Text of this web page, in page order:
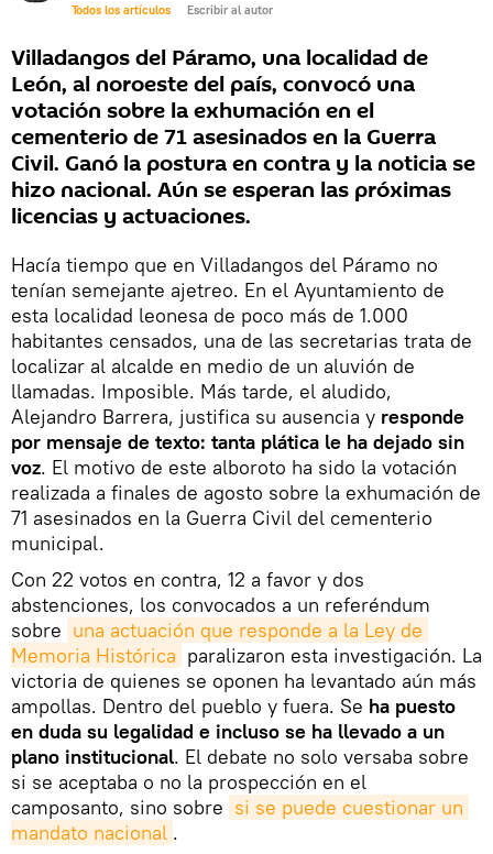
Todos los artículos Escribir al autor
Villadangos del Páramo, una localidad de
León, al noroeste del país, convocó una
votación sobre la exhumación en el
cementerio de 71 asesinados en la Guerra
Civil. Ganó la postura en contra y la noticia se
hizo nacional. Aún se esperan las próximas
licencias y actuaciones.
Hacía tiempo que en Villadangos del Páramo no
tenían semejante ajetreo. En el Ayuntamiento de
esta localidad leonesa de poco más de 1.000
habitantes censados, una de las secretarias trata de
localizar al alcalde en medio de un aluvión de
llamadas. Imposible. Más tarde, el aludido,
Alejandro Barrera, justifica su ausencia y responde
por mensaje de texto: tanta plática le ha dejado sin
voz. El motivo de este alboroto ha sido la votación
realizada a finales de agosto sobre la exhumación de
71 asesinados en la Guerra Civil del cementerio
municipal.
Con 22 votos en contra, 12 a favor y dos
abstenciones, los convocados a un referéndum
sobre una actuación que responde a la Ley de
Memoria Histórica paralizaron esta investigación. La
victoria de quienes se oponen ha levantado aún más
ampollas. Dentro del pueblo y fuera. Se ha puesto
en duda su legalidad e incluso se ha llevado a un
plano institucional. El debate no solo versaba sobre
si se aceptaba o no la prospección en el
camposanto, sino sobre si se puede cuestionar un
mandato nacional .